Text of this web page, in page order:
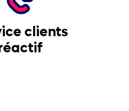
clients